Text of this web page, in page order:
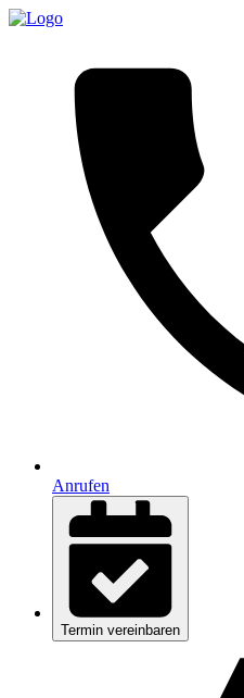
Anrufen
Termin vereinbaren